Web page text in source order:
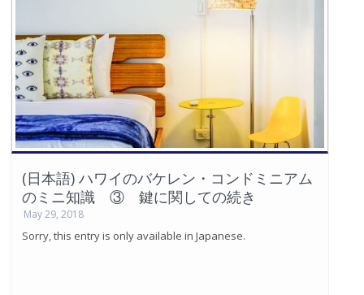
(日本語) ハワイのバケレン・コンドミニアム
のミニ知識 ③ 鍵に関しての続き
May 29, 2018
Sorry, this entry is only available in Japanese.